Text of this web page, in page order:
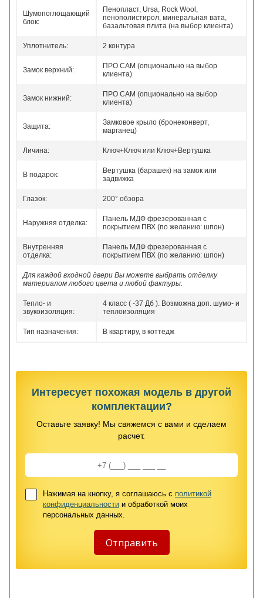
Шумопоглощающий
блок:
Пенопласт, Ursa, Rock Wool,
пенополистирол, минеральная вата,
базальтовая плита (на выбор клиента)
Уплотнитель: 2 контура
Замок верхний:
ПРО САМ (опционально на выбор
клиента)
Замок нижний:
ПРО САМ (опционально на выбор
клиента)
Защита:
Замковое крыло (бронеконверт,
марганец)
Личина: Ключ+Ключ или Ключ+Вертушка
В подарок:
Вертушка (барашек) на замок или
задвижка
Глазок: 200° обзора
Наружняя отделка:
Панель МДФ фрезерованная с
покрытием ПВХ (по желанию: шпон)
Внутренняя
отделка:
Панель МДФ фрезерованная с
покрытием ПВХ (по желанию: шпон)
Для каждой входной двери Вы можете выбрать отделку
материалом любого цвета и любой фактуры.
Тепло- и
звукоизоляция:
4 класс ( -37 Дб ). Возможна доп. шумо- и
теплоизоляция
Тип назначения: В квартиру, в коттедж
Интересует похожая модель в другой
комплектации?
Оставьте заявку! Мы свяжемся с вами и сделаем
расчет.
Нажимая на кнопку, я соглашаюсь с политикой
конфиденциальности и обработкой моих
персональных данных.